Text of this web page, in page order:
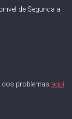
de Segunda a
dos problemas aqui.